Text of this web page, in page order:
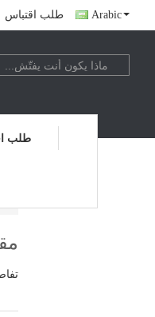
طلب اقتباس Arabic
طلب